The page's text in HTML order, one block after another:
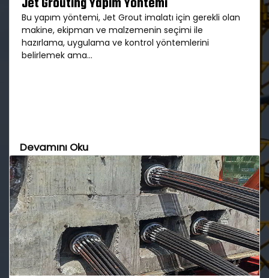
Bu yapım yöntemi, Jet Grout imalatı için gerekli olan
makine, ekipman ve malzemenin seçimi ile
hazırlama, uygulama ve kontrol yöntemlerini
belirlemek ama...
Devamını Oku